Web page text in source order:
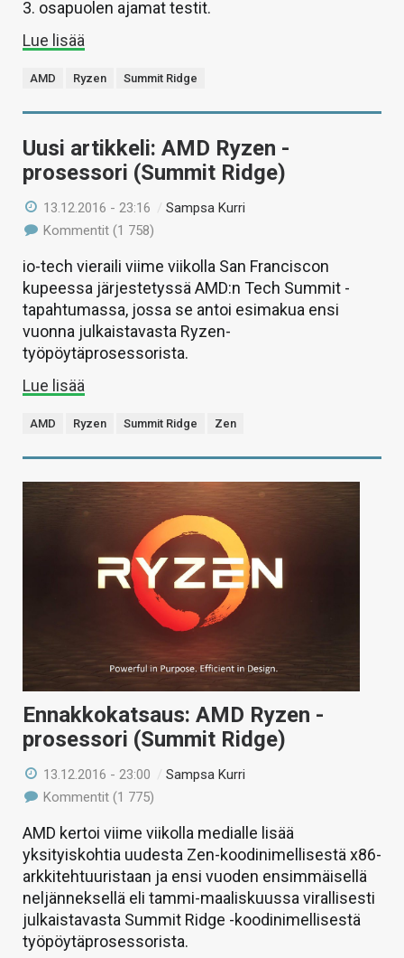
3. osapuolen ajamat testit.
Lue lisää
AMD Ryzen Summit Ridge
Uusi artikkeli: AMD Ryzen -
prosessori (Summit Ridge)
13.12.2016 - 23:16 /Sampsa Kurri
Kommentit (1 758)
io-tech vieraili viime viikolla San Franciscon
kupeessa järjestetyssä AMD:n Tech Summit -
tapahtumassa, jossa se antoi esimakua ensi
vuonna julkaistavasta Ryzen-
työpöytäprosessorista.
Lue lisää
AMD Ryzen Summit Ridge Zen
Ennakkokatsaus: AMD Ryzen -
prosessori (Summit Ridge)
13.12.2016 - 23:00 /Sampsa Kurri
Kommentit (1 775)
AMD kertoi viime viikolla medialle lisää
yksityiskohtia uudesta Zen-koodinimellisestä x86-
arkkitehtuuristaan ja ensi vuoden ensimmäisellä
neljänneksellä eli tammi-maaliskuussa virallisesti
julkaistavasta Summit Ridge -koodinimellisestä
työpöytäprosessorista.